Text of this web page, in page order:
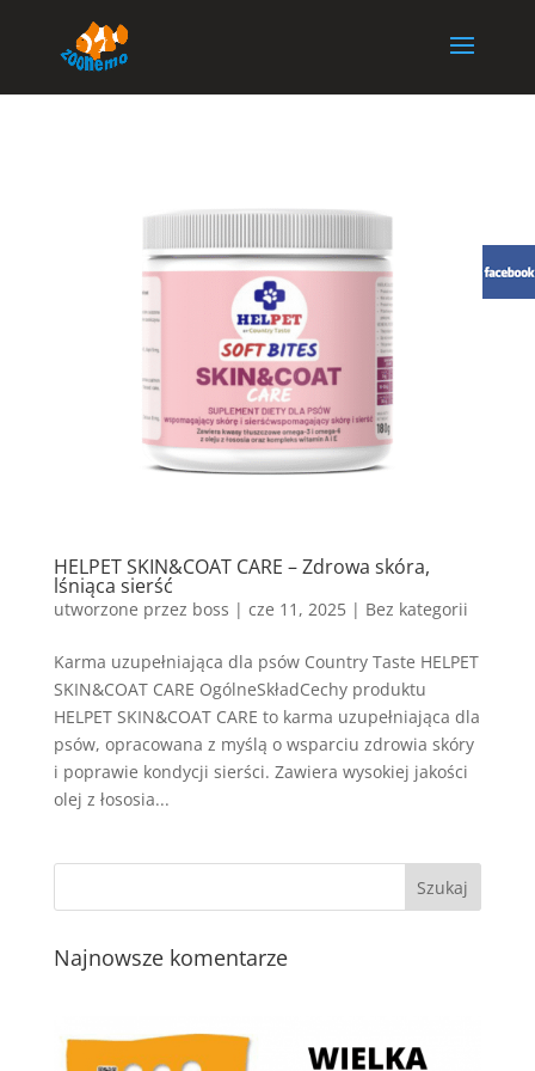
HELPET SKIN&COAT CARE – Zdrowa skóra,
lśniąca sierść
utworzone przez boss | cze 11, 2025| Bez kategorii
Karma uzupełniająca dla psów Country Taste HELPET
SKIN&COAT CARE OgólneSkładCechy produktu
HELPET SKIN&COAT CARE to karma uzupełniająca dla
psów, opracowana z myślą o wsparciu zdrowia skóry
i poprawie kondycji sierści. Zawiera wysokiej jakości
olej z łososia...
Najnowsze komentarze